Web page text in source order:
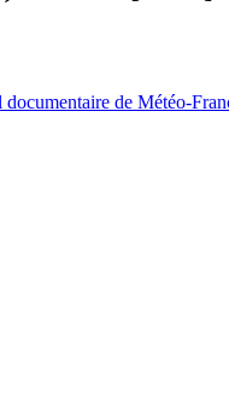
de Météo-